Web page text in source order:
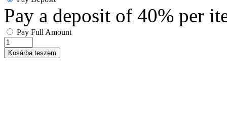
Pay a deposit of 40% per
Pay Full Amount
Kosárba teszem